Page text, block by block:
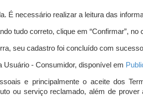
É necessário realizar a leitura das
tudo correto, clique em “Confirmar”, no
seu cadastro foi concluído com
Usuário - Consumidor, disponível em
e principalmente o aceite dos
ou serviço reclamado, além de